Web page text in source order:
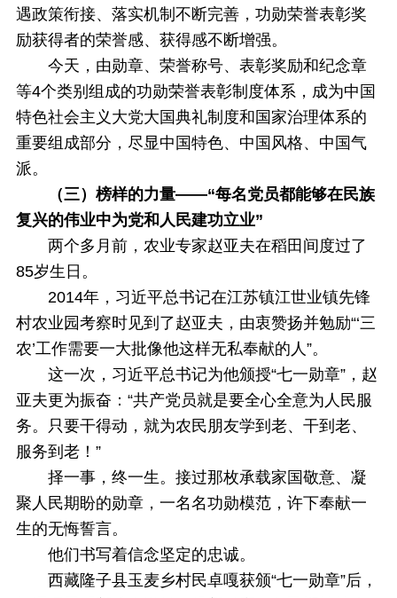
遇政策衔接、落实机制不断完善，功勋荣誉表彰奖
励获得者的荣誉感、获得感不断增强。
今天，由勋章、荣誉称号、表彰奖励和纪念章
等4个类别组成的功勋荣誉表彰制度体系，成为中国
特色社会主义大党大国典礼制度和国家治理体系的
重要组成部分，尽显中国特色、中国风格、中国气
派。
（三）榜样的力量——“每名党员都能够在民族
复兴的伟业中为党和人民建功立业”
两个多月前，农业专家赵亚夫在稻田间度过了
85岁生日。
2014年，习近平总书记在江苏镇江世业镇先锋
村农业园考察时见到了赵亚夫，由衷赞扬并勉励“‘三
农’工作需要一大批像他这样无私奉献的人”。
这一次，习近平总书记为他颁授“七一勋章”，赵
亚夫更为振奋：“共产党员就是要全心全意为人民服
务。只要干得动，就为农民朋友学到老、干到老、
服务到老！”
择一事，终一生。接过那枚承载家国敬意、凝
聚人民期盼的勋章，一名名功勋模范，许下奉献一
生的无悔誓言。
他们书写着信念坚定的忠诚。
西藏隆子县玉麦乡村民卓嘎获颁“七一勋章”后，